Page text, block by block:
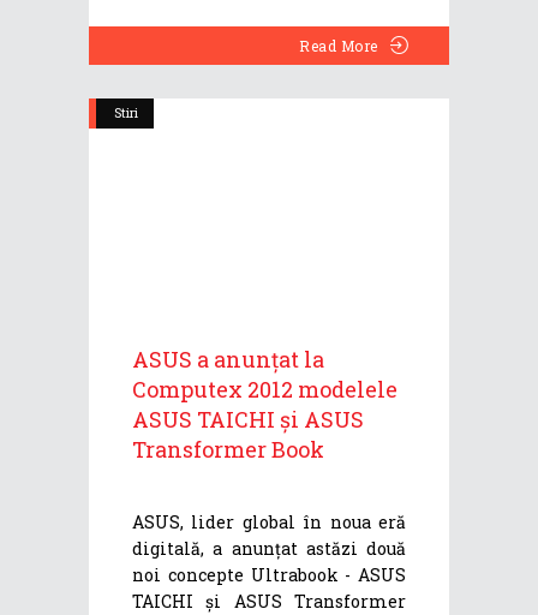
Read More
Stiri
ASUS a anunțat la
Computex 2012 modelele
ASUS TAICHI și ASUS
Transformer Book
ASUS, lider global în noua eră
digitală, a anunțat astăzi două
noi concepte Ultrabook - ASUS
TAICHI și ASUS Transformer